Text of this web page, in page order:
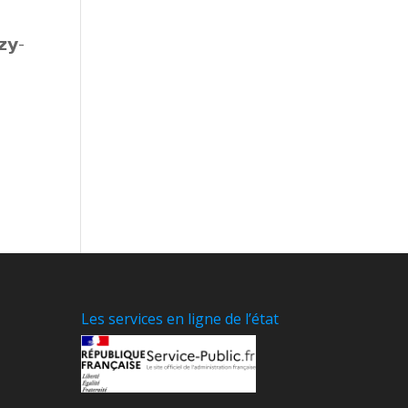
Les services en ligne de l’état